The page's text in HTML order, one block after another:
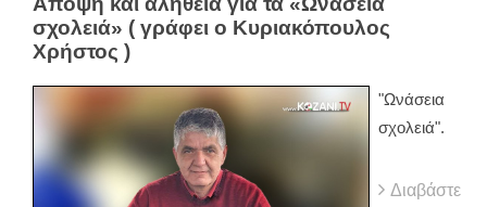
σχολειά» ( γράφει ο Κυριακόπουλος
Χρήστος )
"Ωνάσεια
σχολειά".
Διαβάστε